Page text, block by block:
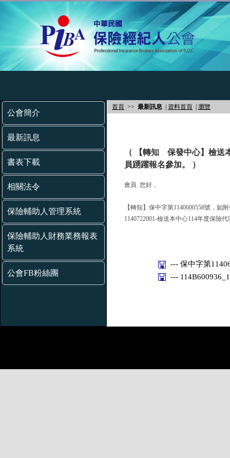
公會簡介
最新訊息
書表下載
相關法令
保險輔助人管理系統
保險輔助人財務業務報表
系統
公會FB粉絲團
首頁 >> 最新訊息 資料首頁 瀏覽
（ 【轉知 保發中心】檢送
員踴躍報名參加。 ）
會員 您好，
【轉知】保中字第1140600558號，如
1140722001-檢送本中心114年度保險
--- 保中字第
---